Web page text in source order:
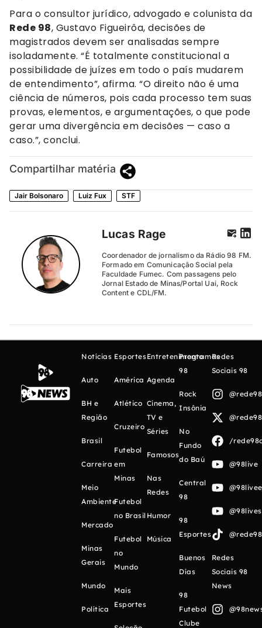
Para o consultor jurídico, advogado e colunista da
Rede 98, Gustavo Figueirôa, decisões de
magistrados devem ser analisadas sempre
isoladamente. “É totalmente constitucional a
possibilidade de juízes em todo o país mudarem
de entendimento”, afirma. “O direito não é uma
ciência de números, pois cada processo tem suas
provas, elementos, e argumentações, o que pode
gerar uma divergência em decisões — caso a
caso.”, conclui.
Compartilhar matéria
Jair Bolsonaro Luiz Fux STF
Lucas Rage
Coordenador de jornalismo da Rádio 98 FM.
Formado em Comunicação Social pela
Faculdade Fumec. Com passagens pelo
Jornal Estado de Minas/Portal Uai, Rock
Content e CDL/FM.
Notícias
Auto
BH e
Região
Brasil
Carreira
Meio
Ambiente
Mercado
Minas
Gerais
Mundo
Política
Esportes
América
Atlético
Cruzeiro
Futebol
em
Minas
Futebol
no Brasil
Futebol
no
Mundo
Mais
Esportes
Entretenimento
Agenda
Cinema,
TV e
Séries
Famosos
Nas
Redes
Humor
Música
Programas
98
Rock
Insônia
No
Fundo
do Baú
Central
98
98
Esportes
Buenos
Días
98
Futebol
Clube
Redes
Sociais 98
/
@98live
Redes
Sociais 98
News